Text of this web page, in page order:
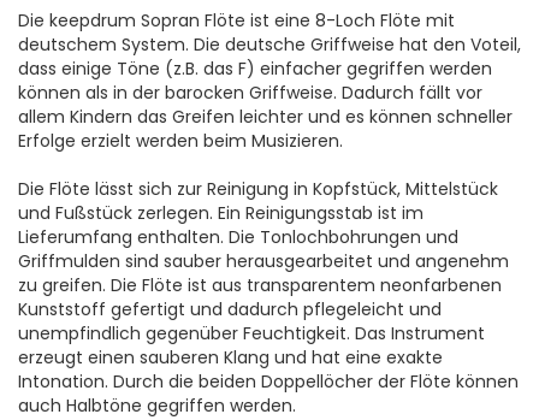
Die keepdrum Sopran Flöte ist eine 8-Loch Flöte mit
deutschem System. Die deutsche Griffweise hat den Voteil,
dass einige Töne (z.B. das F) einfacher gegriffen werden
können als in der barocken Griffweise. Dadurch fällt vor
allem Kindern das Greifen leichter und es können schneller
Erfolge erzielt werden beim Musizieren.
Die Flöte lässt sich zur Reinigung in Kopfstück, Mittelstück
und Fußstück zerlegen. Ein Reinigungsstab ist im
Lieferumfang enthalten. Die Tonlochbohrungen und
Griffmulden sind sauber herausgearbeitet und angenehm
zu greifen. Die Flöte ist aus transparentem neonfarbenen
Kunststoff gefertigt und dadurch pflegeleicht und
unempfindlich gegenüber Feuchtigkeit. Das Instrument
erzeugt einen sauberen Klang und hat eine exakte
Intonation. Durch die beiden Doppellöcher der Flöte können
auch Halbtöne gegriffen werden.